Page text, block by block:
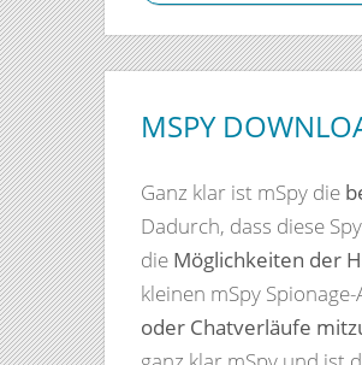
MSPY
Ganz klar ist mSpy die
Dadurch, dass diese
die Möglichkeiten der
kleinen mSpy
oder Chatverläufe